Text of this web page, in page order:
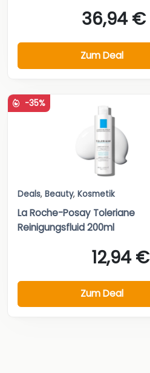
36,94 €
Zum Deal
-35%
Deals, Beauty, Kosmetik
La Roche-Posay Toleriane
Reinigungsfluid 200ml
12,94 €
Zum Deal